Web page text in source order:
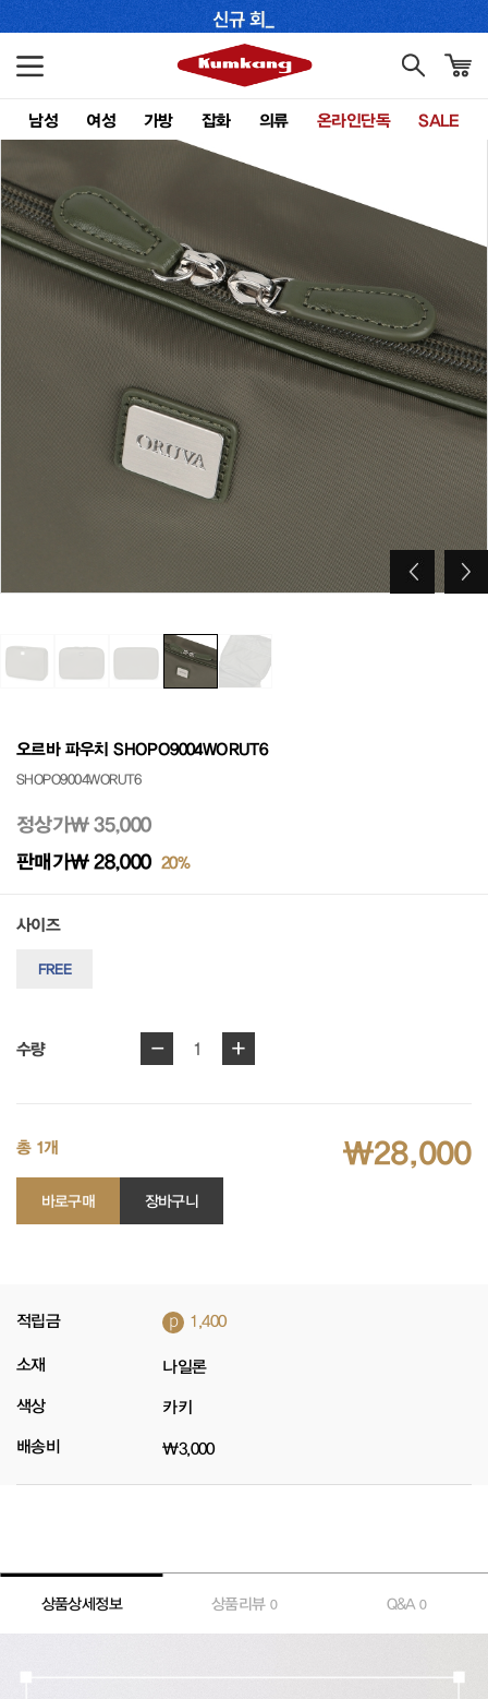
남성 여성 가방 잡화 의류 온라인단독 SALE
오르바 파우치 SHOPO9004WORUT6
SHOPO9004WORUT6
정상가₩ 35,000
판매가₩ 28,000 20%
사이즈
FREE
수량 - 1 +
총 1개 ₩28,000
바로구매 장바구니
적립금 p 1,400
소재 나일론
색상 카키
배송비 ₩3,000
상품상세정보 상품리뷰 0 Q&A0